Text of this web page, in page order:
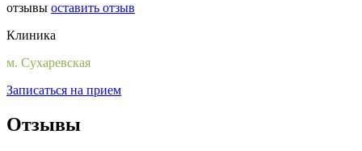
отзывы оставить отзыв
Клиника
м. Сухаревская
Записаться на прием
Отзывы